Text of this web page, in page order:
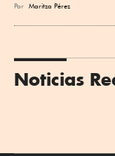
Por Maritza Pérez
Noticias